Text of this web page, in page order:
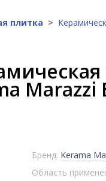
плитка
Бренд: Kerama
Область